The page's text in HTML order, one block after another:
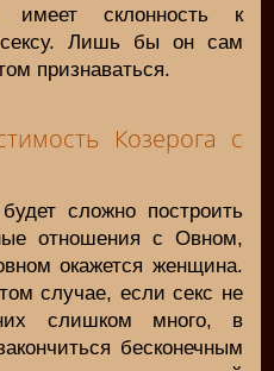
имеет склонность к
сексу. Лишь бы он сам
признаваться.
Козерога с
сложно построить
отношения с Овном,
окажется женщина.
случае, если секс не
слишком много, в
бесконечным